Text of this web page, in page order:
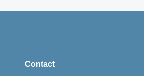
Contact